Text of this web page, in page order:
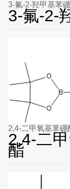
3-氟-2-羟甲基苯
3-氟-2-
2,4-二甲氧基苯硼
2,4-二
酯